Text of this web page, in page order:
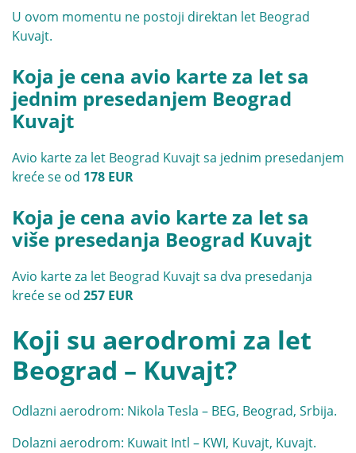
U ovom momentu ne postoji direktan let Beograd
Kuvajt.
Koja je cena avio karte za let sa
jednim presedanjem Beograd
Kuvajt
Avio karte za let Beograd Kuvajt sa jednim presedanjem
kreće se od 178 EUR
Koja je cena avio karte za let sa
više presedanja Beograd Kuvajt
Avio karte za let Beograd Kuvajt sa dva presedanja
kreće se od 257 EUR
Koji su aerodromi za let
Beograd – Kuvajt?
Odlazni aerodrom: Nikola Tesla – BEG, Beograd, Srbija.
Dolazni aerodrom: Kuwait Intl – KWI, Kuvajt, Kuvajt.